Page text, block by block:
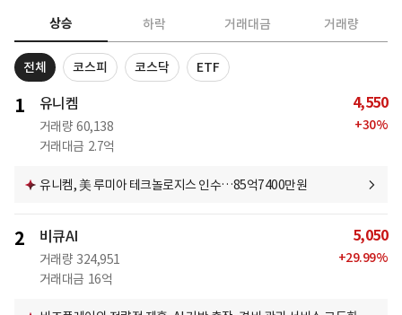
상승 하락 거래대금 거래량
전체 코스피 코스닥 ETF
1 유니켐
거래량 60,138
거래대금 2.7억
4,550
+30%
유니켐, 美 루미아 테크놀로지스 인수…85억7400만원
2 비큐AI
거래량 324,951
거래대금 16억
5,050
+29.99%